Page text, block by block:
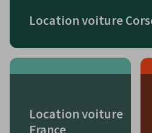
Location voiture
Location voiture